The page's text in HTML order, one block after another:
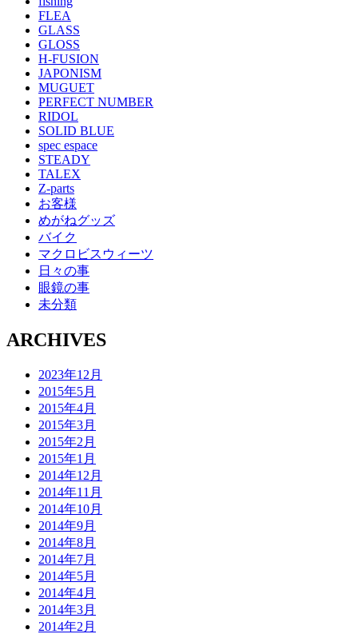
FLEA
GLASS
GLOSS
H-FUSION
JAPONISM
MUGUET
PERFECT NUMBER
RIDOL
SOLID BLUE
spec espace
STEADY
TALEX
Z-parts
お客様
めがねグッズ
バイク
マクロビスウィーツ
日々の事
眼鏡の事
未分類
ARCHIVES
2023年12月
2015年5月
2015年4月
2015年3月
2015年2月
2015年1月
2014年12月
2014年11月
2014年10月
2014年9月
2014年8月
2014年7月
2014年5月
2014年4月
2014年3月
2014年2月